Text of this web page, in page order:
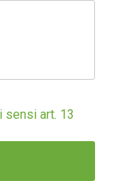
sensi art. 13